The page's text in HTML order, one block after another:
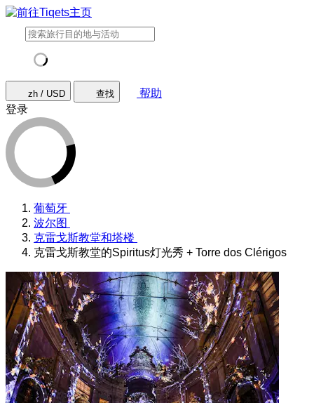
zh / USD 查找
帮助
登录
葡萄牙
波尔图
克雷戈斯教堂和塔楼
克雷戈斯教堂的Spiritus灯光秀 + Torre dos Clérigos